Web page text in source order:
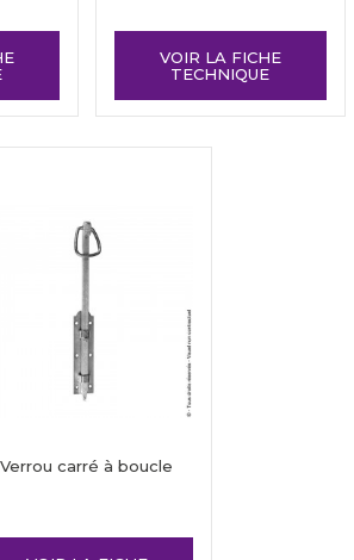
VOIR LA FICHE
TECHNIQUE
Verrou carré à boucle